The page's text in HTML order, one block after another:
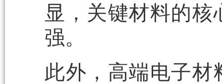
显，关键材料的
强。
此外，高端电子